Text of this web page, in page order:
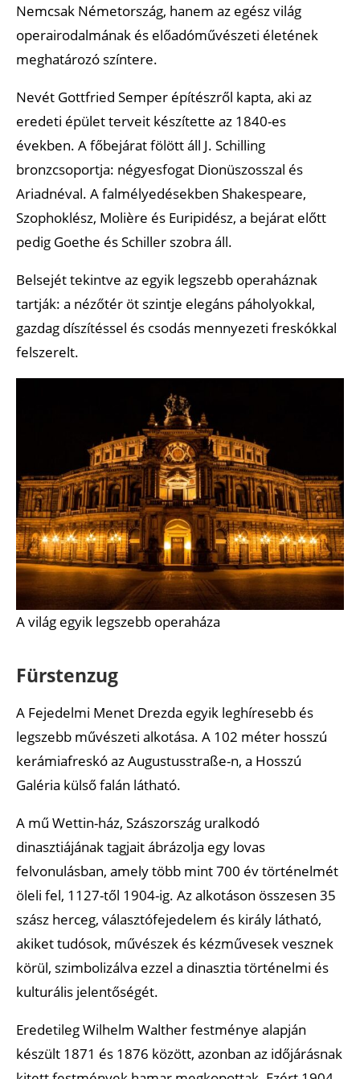
Nemcsak Németország, hanem az egész világ
operairodalmának és előadóművészeti életének
meghatározó színtere.
Nevét Gottfried Semper építészről kapta, aki az
eredeti épület terveit készítette az 1840-es
években. A főbejárat fölött áll J. Schilling
bronzcsoportja: négyesfogat Dionüszosszal és
Ariadnéval. A falmélyedésekben Shakespeare,
Szophoklész, Molière és Euripidész, a bejárat előtt
pedig Goethe és Schiller szobra áll.
Belsejét tekintve az egyik legszebb operaháznak
tartják: a nézőtér öt szintje elegáns páholyokkal,
gazdag díszítéssel és csodás mennyezeti freskókkal
felszerelt.
A világ egyik legszebb operaháza
Fürstenzug
A Fejedelmi Menet Drezda egyik leghíresebb és
legszebb művészeti alkotása. A 102 méter hosszú
kerámiafreskó az Augustusstraße-n, a Hosszú
Galéria külső falán látható.
A mű Wettin-ház, Szászország uralkodó
dinasztiájának tagjait ábrázolja egy lovas
felvonulásban, amely több mint 700 év történelmét
öleli fel, 1127-től 1904-ig. Az alkotáson összesen 35
szász herceg, választófejedelem és király látható,
akiket tudósok, művészek és kézművesek vesznek
körül, szimbolizálva ezzel a dinasztia történelmi és
kulturális jelentőségét.
Eredetileg Wilhelm Walther festménye alapján
készült 1871 és 1876 között, azonban az időjárásnak